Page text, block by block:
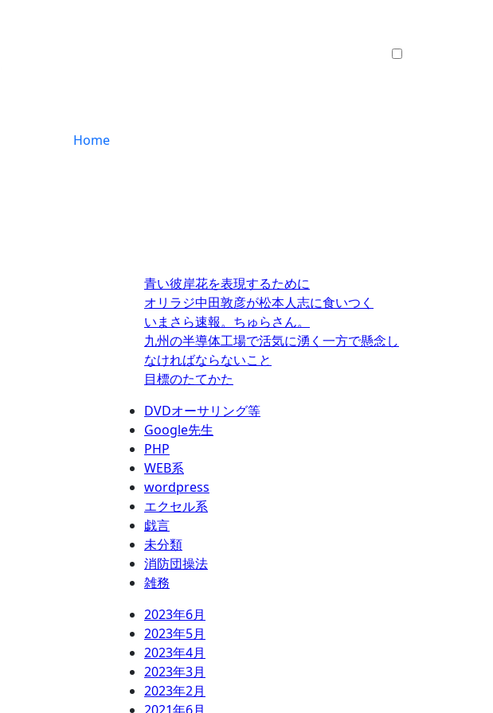
Home
青い彼岸花を表現するために
オリラジ中田敦彦が松本人志に食いつく
いまさら速報。ちゅらさん。
九州の半導体工場で活気に湧く一方で懸念し
なければならないこと
目標のたてかた
DVDオーサリング等
Google先生
PHP
WEB系
wordpress
エクセル系
戯言
未分類
消防団操法
雑務
2023年6月
2023年5月
2023年4月
2023年3月
2023年2月